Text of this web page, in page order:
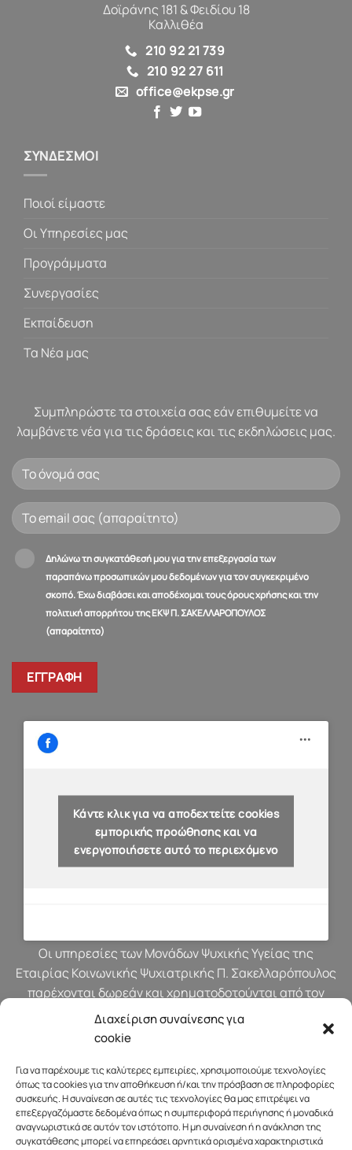
Διαχείριση συναίνεσης για
cookie
Για να παρέχουμε τις καλύτερες εμπειρίες, χρησιμοποιούμε τεχνολογίες
όπως τα cookies για την αποθήκευση ή/και την πρόσβαση σε πληροφορίες
συσκευής. Η συναίνεση σε αυτές τις τεχνολογίες θα μας επιτρέψει να
επεξεργαζόμαστε δεδομένα όπως η συμπεριφορά περιήγησης ή μοναδικά
αναγνωριστικά σε αυτόν τον ιστότοπο. Η μη συναίνεση ή η ανάκληση της
συγκατάθεσης μπορεί να επηρεάσει αρνητικά ορισμένα χαρακτηριστικά
Δοϊράνης 181 & Φειδίου 18
Καλλιθέα
210 92 21 739
210 92 27 611
office@ekpse.gr
ΣΥΝΔΕΣΜΟΙ
Ποιοί είμαστε
Οι Υπηρεσίες μας
Προγράμματα
Συνεργασίες
Εκπαίδευση
Τα Νέα μας
Συμπληρώστε τα στοιχεία σας εάν επιθυμείτε να
λαμβάνετε νέα για τις δράσεις και τις εκδηλώσεις μας.
Δηλώνω τη συγκατάθεσή μου για την επεξεργασία των
παραπάνω προσωπικών μου δεδομένων για τον συγκεκριμένο
σκοπό. Έχω διαβάσει και αποδέχομαι τους όρους χρήσης και την
πολιτική απορρήτου της ΕΚΨ Π. ΣΑΚΕΛΛΑΡΟΠΟΥΛΟΣ
(απαραίτητο)
Κάντε κλικ για να αποδεχτείτε cookies
εμπορικής προώθησης και να
ενεργοποιήσετε αυτό το περιεχόμενο
Οι υπηρεσίες των Μονάδων Ψυχικής Υγείας της
Εταιρίας Κοινωνικής Ψυχιατρικής Π. Σακελλαρόπουλος
παρέχονται δωρεάν και χρηματοδοτούνται από τον
προϋπολογισμό του Υπουργείου Υγείας.